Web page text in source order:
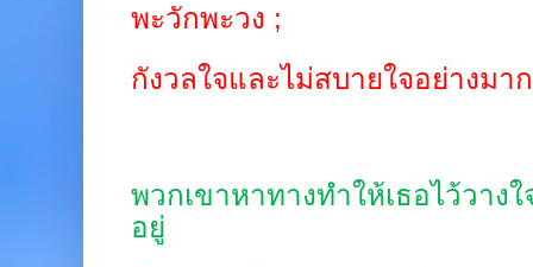
พะวักพะวง ;
กังวลใจและไม่สบายใจอย่างมาก
พวกเขาหาทางทำให้เธอไว้วาง
อยู่